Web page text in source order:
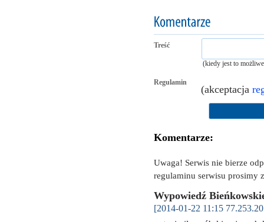
Treść
(kiedy jest to
Regulamin
(akceptacja
Komentarze:
Uwaga! Serwis nie bierze
regulaminu serwisu prosimy
Wypowiedź
[2014-01-22 11:15